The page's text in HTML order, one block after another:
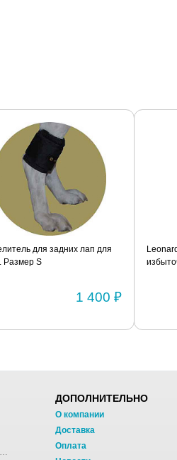
для задних лап для
Размер S
1 400 ₽
ДОПОЛНИТЕЛЬНО
О компании
Доставка
Оплата